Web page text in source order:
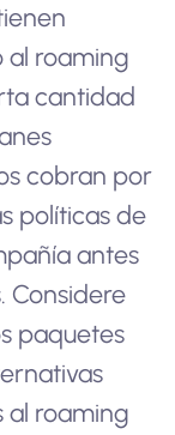
al roaming
cantidad
cobran por
políticas de
antes
Considere
paquetes
al roaming